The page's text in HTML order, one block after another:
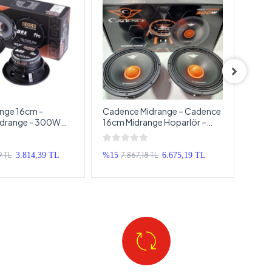
16cm -
- 300W
16cm Midrange
PRO6X
TL 3.814,39 TL
Cadence Midrange – Cadence
16cm Midrange Hoparlör –
Cadence XPRO-M65 900w
Midrange
%15 7.867,18 TL 6.675,19 TL